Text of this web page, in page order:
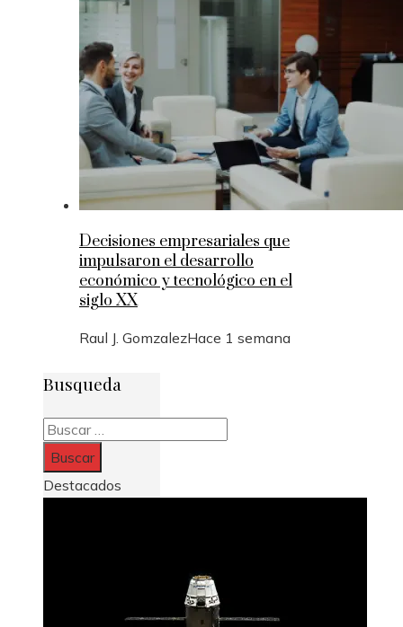
Decisiones empresariales que
impulsaron el desarrollo
económico y tecnológico en el
siglo XX
Raul J. GomzalezHace 1 semana
Busqueda
Buscar:
Destacados